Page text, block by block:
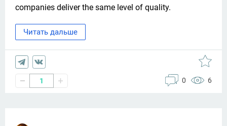
companies deliver the same level of quality.
Читать дальше
1 0 6